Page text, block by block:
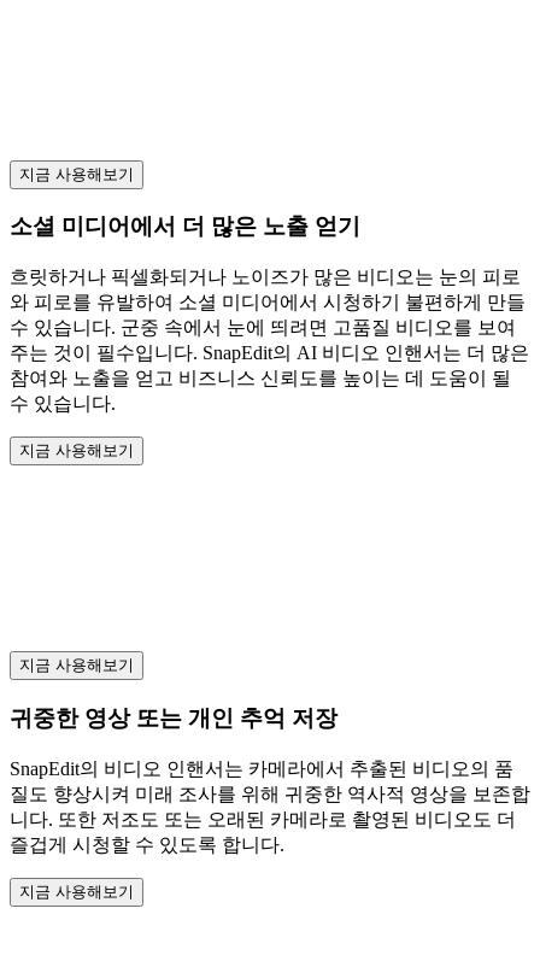
지금 사용해보기
소셜 미디어에서 더 많은 노출 얻기
흐릿하거나 픽셀화되거나 노이즈가 많은 비디오는 눈의 피로
와 피로를 유발하여 소셜 미디어에서 시청하기 불편하게 만들
수 있습니다. 군중 속에서 눈에 띄려면 고품질 비디오를 보여
주는 것이 필수입니다. SnapEdit의 AI 비디오 인핸서는 더 많은
참여와 노출을 얻고 비즈니스 신뢰도를 높이는 데 도움이 될
수 있습니다.
지금 사용해보기
지금 사용해보기
귀중한 영상 또는 개인 추억 저장
SnapEdit의 비디오 인핸서는 카메라에서 추출된 비디오의 품
질도 향상시켜 미래 조사를 위해 귀중한 역사적 영상을 보존합
니다. 또한 저조도 또는 오래된 카메라로 촬영된 비디오도 더
즐겁게 시청할 수 있도록 합니다.
지금 사용해보기